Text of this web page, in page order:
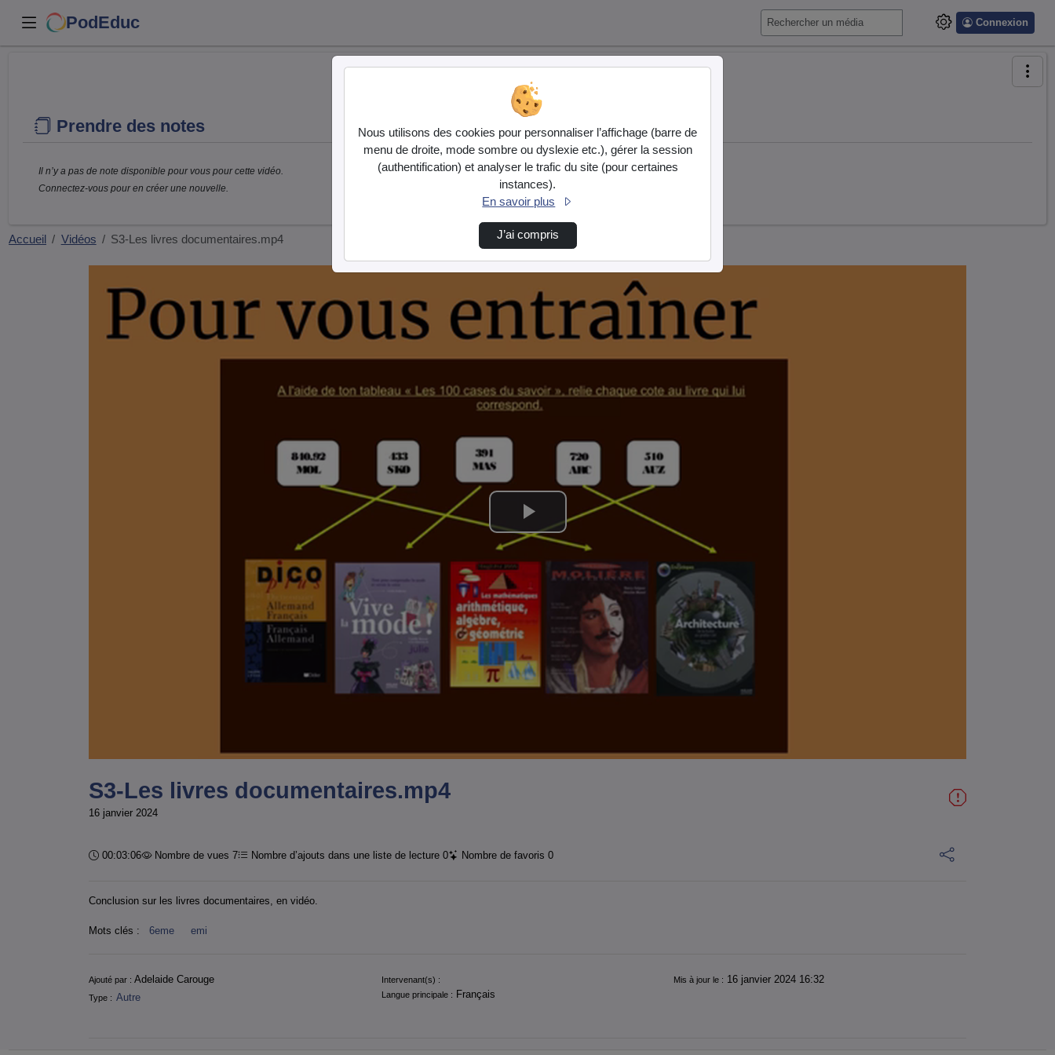
PodEduc Connexion
Prendre des notes
Il n’y a pas de note disponible pour vous pour cette vidéo.
Connectez-vous pour en créer une nouvelle.
Accueil Vidéos S3-Les livres documentaires.mp4
Lire
la
vidéo
S3-Les livres documentaires.mp4
16 janvier 2024
Durée :
00:03:06 Nombre de vues 7 Nombre d’ajouts dans une liste de lecture 0 Nombre de favoris 0
Conclusion sur les livres documentaires, en vidéo.
Mots clés : 6eme emi
Informations
Ajouté par : Adelaide Carouge Intervenant(s) : Mis à jour le : 16 janvier 2024 16:32
Type : Autre Langue principale : Français
Nous utilisons des cookies pour personnaliser l’affichage (barre de
menu de droite, mode sombre ou dyslexie etc.), gérer la session
(authentification) et analyser le trafic du site (pour certaines
instances).
En savoir plus
J’ai compris